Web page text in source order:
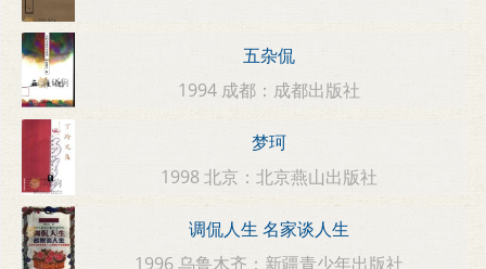
五杂侃
1994 成都：成都出版社
梦珂
1998 北京：北京燕山出版社
调侃人生 名家谈人生
1996 乌鲁木齐：新疆青少年出版社